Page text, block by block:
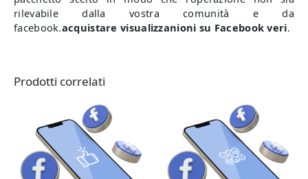
rilevabile dalla vostra comunità e da
facebook.acquistare visualizzanioni su Facebook veri.
Prodotti correlati